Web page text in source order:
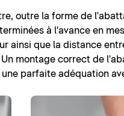
outre la forme de
à l'avance en
ainsi que la distance
montage correct de
parfaite adéquation